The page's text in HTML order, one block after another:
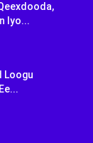
Iyo...
Loogu